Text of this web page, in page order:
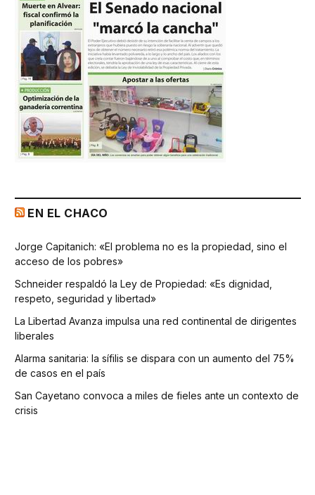
EN EL CHACO
Jorge Capitanich: «El problema no es la propiedad, sino el
acceso de los pobres»
Schneider respaldó la Ley de Propiedad: «Es dignidad,
respeto, seguridad y libertad»
La Libertad Avanza impulsa una red continental de dirigentes
liberales
Alarma sanitaria: la sífilis se dispara con un aumento del 75%
de casos en el país
San Cayetano convoca a miles de fieles ante un contexto de
crisis